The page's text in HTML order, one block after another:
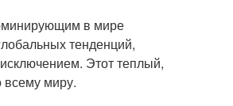
в мире
тенденций,
Этот теплый,
всему миру.